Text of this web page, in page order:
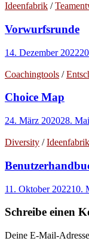
Ideenfabrik /
Vorwurfsrunde
14. Dezember 2022
Coachingtools /
Choice Map
24. März 202028.
Diversity /Ideenfabrik
11. Oktober 202210.
Schreibe einen
Deine E-Mail-